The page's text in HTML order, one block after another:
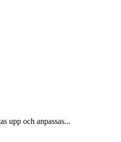
upp och anpassas...